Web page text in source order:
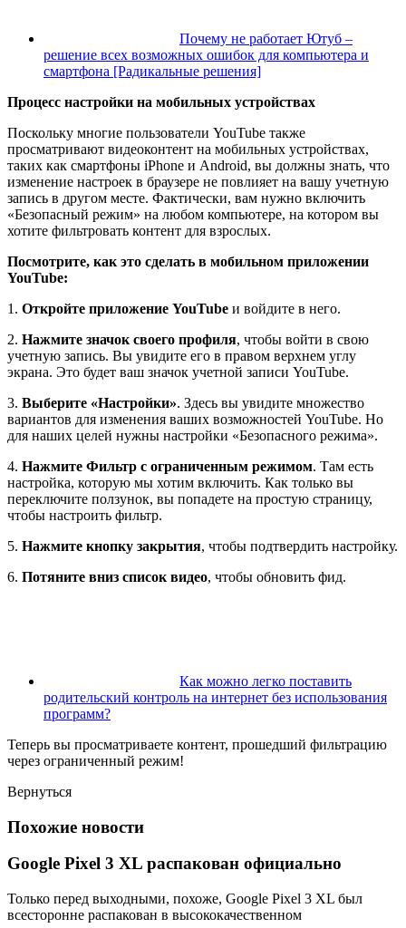
Почему не работает Ютуб –
решение всех возможных ошибок для компьютера и
смартфона [Радикальные решения]
Процесс настройки на мобильных устройствах
Поскольку многие пользователи YouTube также
просматривают видеоконтент на мобильных устройствах,
таких как смартфоны iPhone и Android, вы должны знать, что
изменение настроек в браузере не повлияет на вашу учетную
запись в другом месте. Фактически, вам нужно включить
«Безопасный режим» на любом компьютере, на котором вы
хотите фильтровать контент для взрослых.
Посмотрите, как это сделать в мобильном приложении
YouTube:
1. Откройте приложение YouTube и войдите в него.
2. Нажмите значок своего профиля, чтобы войти в свою
учетную запись. Вы увидите его в правом верхнем углу
экрана. Это будет ваш значок учетной записи YouTube.
3. Выберите «Настройки». Здесь вы увидите множество
вариантов для изменения ваших возможностей YouTube. Но
для наших целей нужны настройки «Безопасного режима».
4. Нажмите Фильтр с ограниченным режимом. Там есть
настройка, которую мы хотим включить. Как только вы
переключите ползунок, вы попадете на простую страницу,
чтобы настроить фильтр.
5. Нажмите кнопку закрытия, чтобы подтвердить настройку.
6. Потяните вниз список видео, чтобы обновить фид.
Как можно легко поставить
родительский контроль на интернет без использования
программ?
Теперь вы просматриваете контент, прошедший фильтрацию
через ограниченный режим!
Вернуться
Похожие новости
Google Pixel 3 XL распакован официально
Только перед выходными, похоже, Google Pixel 3 XL был
всесторонне распакован в высококачественном